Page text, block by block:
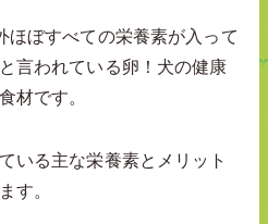
ほぼすべての栄養素が入って
言われている卵！犬の健康
材です。
いる主な栄養素とメリット
す。